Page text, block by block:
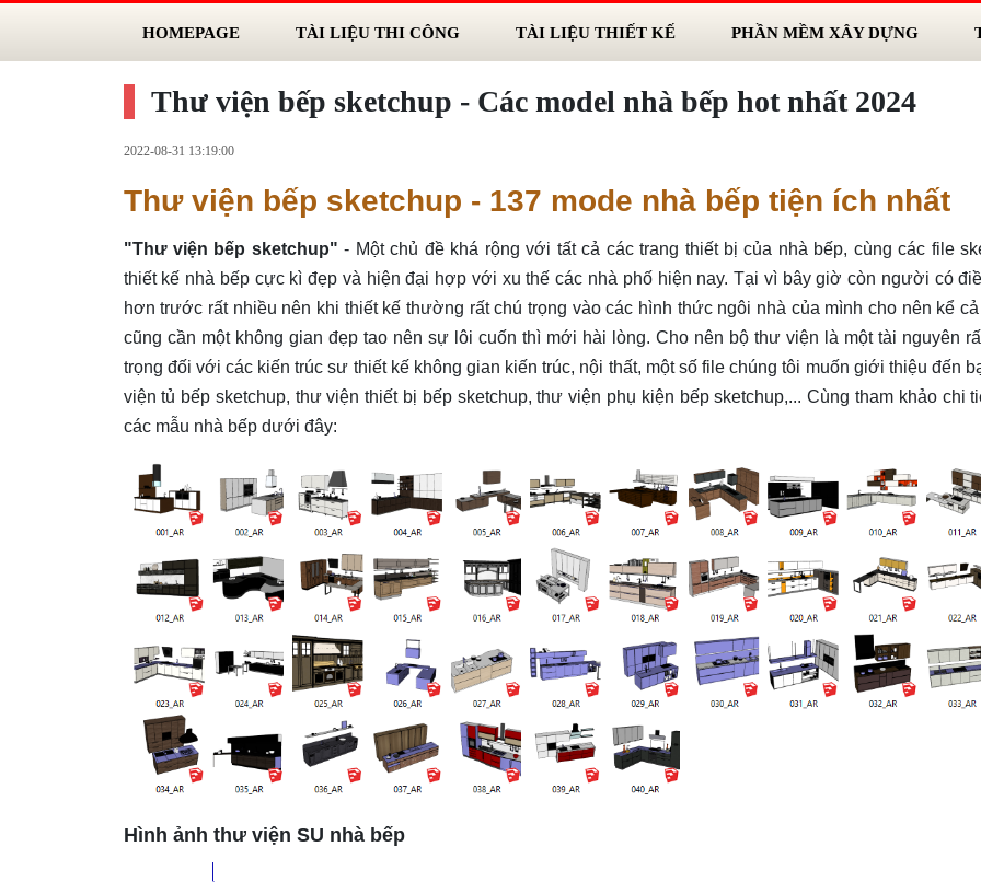
HOMEPAGE TÀI LIỆU THI CÔNG TÀI LIỆU THIẾT KẾ PHẦN MỀM XÂY DỰNG
Thư viện bếp sketchup - Các model nhà bếp hot nhất 2024
2022-08-31 13:19:00
Thư viện bếp sketchup - 137 mode nhà bếp tiện ích nhất
"Thư viện bếp sketchup"- Một chủ đề khá rộng với tất cả các trang thiết bị của nhà bếp, cùng các file
thiết kế nhà bếp cực kì đẹp và hiện đại hợp với xu thế các nhà phố hiện nay. Tại vì bây giờ còn người có
hơn trước rất nhiều nên khi thiết kế thường rất chú trọng vào các hình thức ngôi nhà của mình cho nên kể
cũng cần một không gian đẹp tao nên sự lôi cuốn thì mới hài lòng. Cho nên bộ thư viện là một tài nguyên
trọng đối với các kiến trúc sư thiết kế không gian kiến trúc, nội thất, một số file chúng tôi muốn giới thiệu đến
viện tủ bếp sketchup, thư viện thiết bị bếp sketchup, thư viện phụ kiện bếp sketchup,... Cùng tham khảo chi
các mẫu nhà bếp dưới đây:
Hình ảnh thư viện SU nhà bếp